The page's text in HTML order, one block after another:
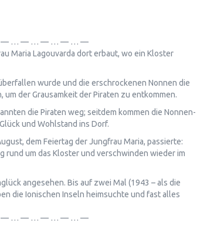
… — … — … — … —
Maria Lagouvarda dort erbaut, wo ein Kloster
wurde und die erschrockenen Nonnen die
der Grausamkeit der Piraten zu entkommen.
die Piraten weg; seitdem kommen die Nonnen-
und Wohlstand ins Dorf.
dem Feiertag der Jungfrau Maria, passierte:
rund um das Kloster und verschwinden wieder im
angesehen. Bis auf zwei Mal (1943 – als die
die Ionischen Inseln heimsuchte und fast alles
… — … — … — … —